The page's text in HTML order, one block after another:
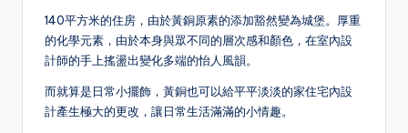
140平方米的住房，由於黃銅原素的添加豁然變為城堡。厚重
的化學元素，由於本身與眾不同的層次感和顏色，在室內設
計師的手上搖盪出變化多端的怡人風韻。
而就算是日常小擺飾，黃銅也可以給平平淡淡的家住宅內設
計產生極大的更改，讓日常生活滿滿的小情趣。